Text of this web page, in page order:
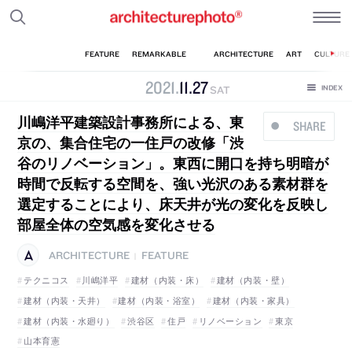
2021.11.27 SAT
SHARE
川嶋洋平建築設計事務所による、東
京の、集合住宅の一住戸の改修「渋
谷のリノベーション」。東西に開口を持ち明暗が
時間で反転する空間を、強い光沢のある素材群を
選定することにより、床天井が光の変化を反映し
部屋全体の空気感を変化させる
ARCHITECTURE
FEATURE
テクニコス
川嶋洋平 建材（内装・床）
建材（内装・壁）
建材（内装・天井）
建材（内装・浴室）
建材（内装・家具）
建材（内装・水廻り）
渋谷区 住戸 リノベーション
東京
山本育憲